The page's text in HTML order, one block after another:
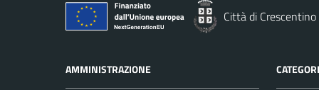
Città di Crescentino
AMMINISTRAZIONE